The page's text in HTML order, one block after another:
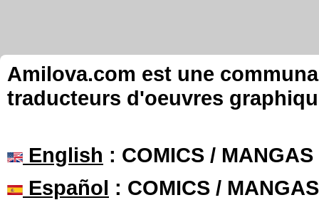
Amilova.com est une
traducteurs d'oeuvres
English : COMICS /
Español : COMICS /